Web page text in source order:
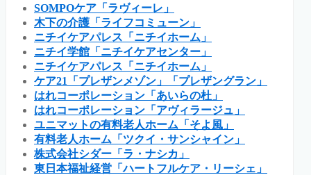
SOMPOケア「ラヴィーレ」
木下の介護「ライフコミューン」
ニチイケアパレス「ニチイホーム」
ニチイ学館「ニチイケアセンター」
ニチイケアパレス「ニチイホーム」
ケア21「プレザンメゾン」「プレザングラン」
はれコーポレーション「あいらの杜」
はれコーポレーション「アヴィラージュ」
ユニマットの有料老人ホーム「そよ風」
有料老人ホーム「ツクイ・サンシャイン」
株式会社シダー「ラ・ナシカ」
東日本福祉経営「ハートフルケア・リーシェ」